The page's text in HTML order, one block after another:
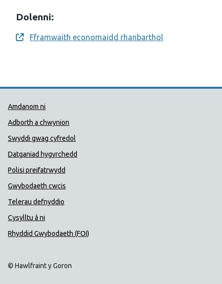
Dolenni:
Opens a new window
Fframwaith economaidd rhanbarthol
Dolenni Cymorth Iechyd
Amdanom ni
Adborth a chwynion
Swyddi gwag cyfredol
Datganiad hygyrchedd
Polisi preifatrwydd
Gwybodaeth cwcis
Telerau defnyddio
Cysylltu â ni
Rhyddid Gwybodaeth (FOI)
© Hawlfraint y Goron